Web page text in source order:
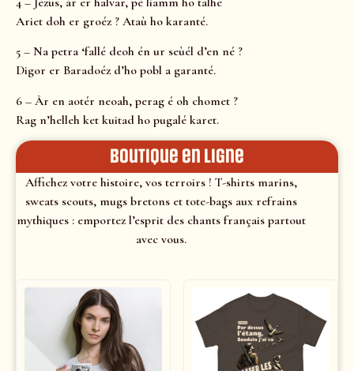
Ariet doh er groéz ? Ataù ho karanté.
5 – Na petra ‘fallé deoh én ur seùél d’en né ?
Digor er Baradoéz d’ho pobl a garanté.
6 – Àr en aotér neoah, perag é oh chomet ?
Rag n’helleh ket kuitad ho pugalé karet.
Boutique en ligne
Affichez votre histoire, vos terroirs ! T-shirts marins,
sweats scouts, mugs bretons et tote-bags aux refrains
mythiques : emportez l’esprit des chants français partout
avec vous.